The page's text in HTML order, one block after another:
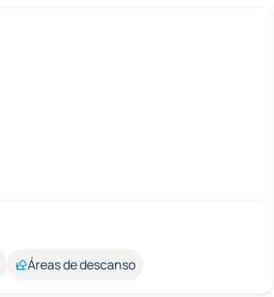
Áreas de descanso